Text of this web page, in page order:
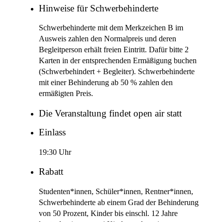
Hinweise für Schwerbehinderte
Schwerbehinderte mit dem Merkzeichen B im
Ausweis zahlen den Normalpreis und deren
Begleitperson erhält freien Eintritt. Dafür bitte 2
Karten in der entsprechenden Ermäßigung buchen
(Schwerbehindert + Begleiter). Schwerbehinderte
mit einer Behinderung ab 50 % zahlen den
ermäßigten Preis.
Die Veranstaltung findet open air statt
Einlass
19:30 Uhr
Rabatt
Studenten*innen, Schüler*innen, Rentner*innen,
Schwerbehinderte ab einem Grad der Behinderung
von 50 Prozent, Kinder bis einschl. 12 Jahre